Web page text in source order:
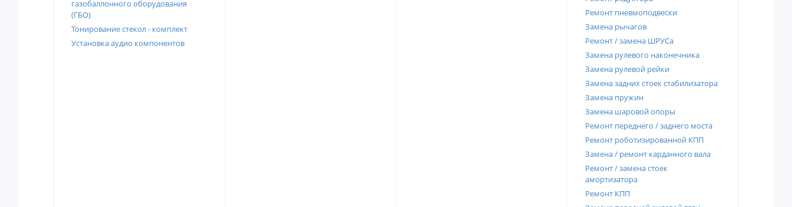
газобаллонного оборудования
(ГБО)
Тонирование стекол - комплект
Установка аудио компонентов
Ремонт пневмоподвески
Замена рычагов
Ремонт / замена ШРУСа
Замена рулевого наконечника
Замена рулевой рейки
Замена задних стоек стабилизатора
Замена пружин
Замена шаровой опоры
Ремонт переднего / заднего моста
Ремонт роботизированной КПП
Замена / ремонт карданного вала
Ремонт / замена стоек
амортизатора
Ремонт КПП